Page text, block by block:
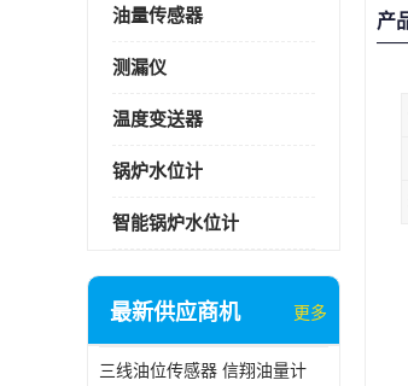
油量传感器
测漏仪
温度变送器
锅炉水位计
智能锅炉水位计
最新供应商机 更多
三线油位传感器 信翔油量计
产